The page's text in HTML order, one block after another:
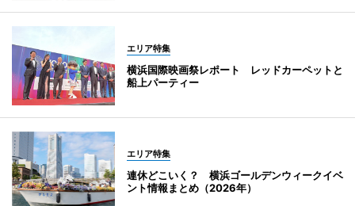
エリア特集
横浜国際映画祭レポート レッドカーペットと
船上パーティー
エリア特集
連休どこいく？ 横浜ゴールデンウィークイベ
ント情報まとめ（2026年）